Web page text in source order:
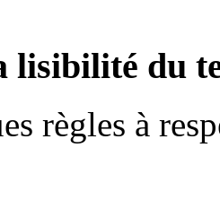
lisibilité du
règles à